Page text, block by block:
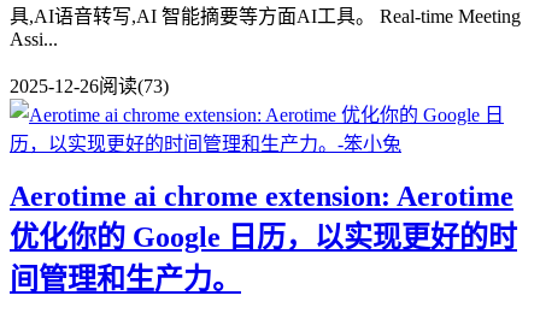
具,AI语音转写,AI 智能摘要等方面AI工具。 Real-time Meeting
Assi...
2025-12-26阅读(73)
Aerotime ai chrome extension: Aerotime
优化你的 Google 日历，以实现更好的时
间管理和生产力。